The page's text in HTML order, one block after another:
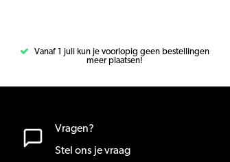
Vanaf 1 juli kun je voorlopig geen bestellingen
meer plaatsen!
Vragen?
Stel ons je vraag